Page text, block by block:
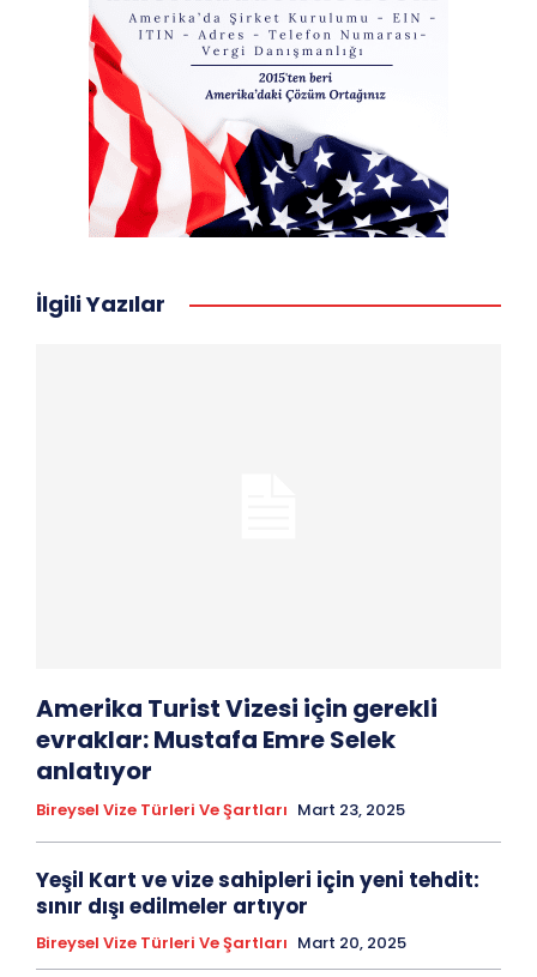
İlgili Yazılar
Amerika Turist Vizesi için gerekli
evraklar: Mustafa Emre Selek
anlatıyor
Bireysel Vize Türleri Ve Şartları Mart 23, 2025
Yeşil Kart ve vize sahipleri için yeni tehdit:
sınır dışı edilmeler artıyor
Bireysel Vize Türleri Ve Şartları Mart 20, 2025